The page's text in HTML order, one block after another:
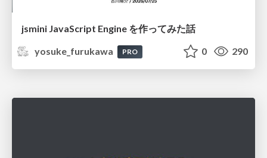
jsmini JavaScript Engine を作ってみた話
yosuke_furukawa
PRO 0 290